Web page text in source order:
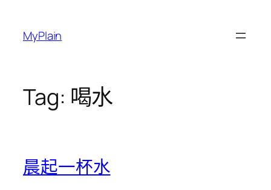
content
MyPlain
Tag: 喝水
晨起一杯水